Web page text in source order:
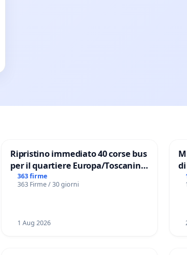
Ripristino immediato 40 corse bus
per il quartiere Europa/Toscanini
di Aprilia
363 firme
363 Firme / 30 giorni
1 Aug 2026
di